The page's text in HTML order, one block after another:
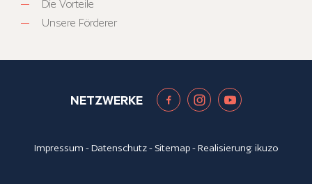
Die Vorteile
Unsere Förderer
NETZWERKE
Impressum -Datenschutz- Sitemap- Realisierung:ikuzo